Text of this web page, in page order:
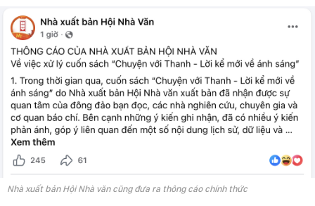
Nhà xuất bản Hội Nhà văn cũng đưa ra thông cáo chính thức